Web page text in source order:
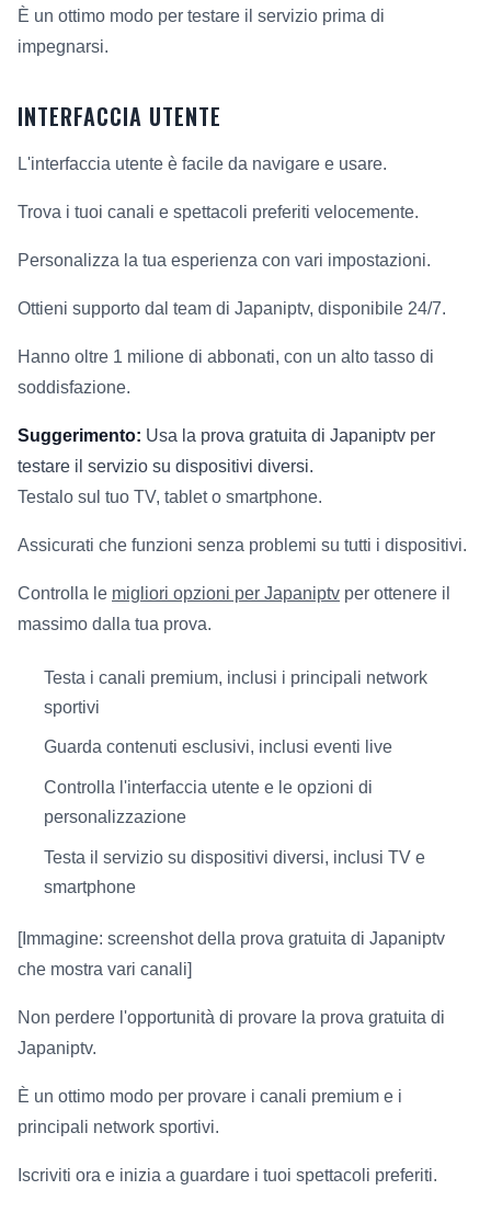
È un ottimo modo per testare il servizio prima di
impegnarsi.
INTERFACCIA UTENTE
L'interfaccia utente è facile da navigare e usare.
Trova i tuoi canali e spettacoli preferiti velocemente.
Personalizza la tua esperienza con vari impostazioni.
Ottieni supporto dal team di Japaniptv, disponibile 24/7.
Hanno oltre 1 milione di abbonati, con un alto tasso di
soddisfazione.
Suggerimento: Usa la prova gratuita di Japaniptv per
testare il servizio su dispositivi diversi.
Testalo sul tuo TV, tablet o smartphone.
Assicurati che funzioni senza problemi su tutti i dispositivi.
Controlla le migliori opzioni per Japaniptv per ottenere il
massimo dalla tua prova.
Testa i canali premium, inclusi i principali network
sportivi
Guarda contenuti esclusivi, inclusi eventi live
Controlla l'interfaccia utente e le opzioni di
personalizzazione
Testa il servizio su dispositivi diversi, inclusi TV e
smartphone
[Immagine: screenshot della prova gratuita di Japaniptv
che mostra vari canali]
Non perdere l'opportunità di provare la prova gratuita di
Japaniptv.
È un ottimo modo per provare i canali premium e i
principali network sportivi.
Iscriviti ora e inizia a guardare i tuoi spettacoli preferiti.